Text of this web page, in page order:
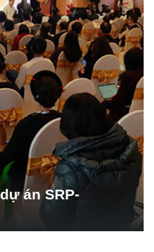
án SRP-